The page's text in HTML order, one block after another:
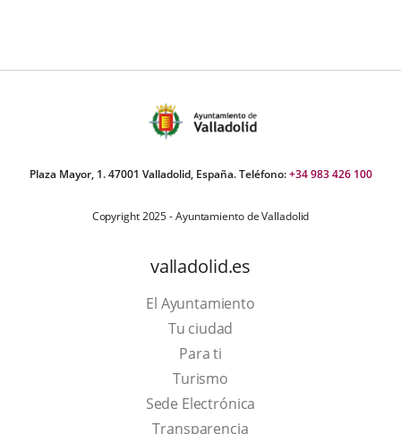
Plaza Mayor, 1. 47001 Valladolid, España. Teléfono:+34 983 426 100
Copyright 2025 - Ayuntamiento de Valladolid
valladolid.es
El Ayuntamiento
Tu ciudad
Para ti
TurismoThis
link
will
Sede Electrónica
Transparencia